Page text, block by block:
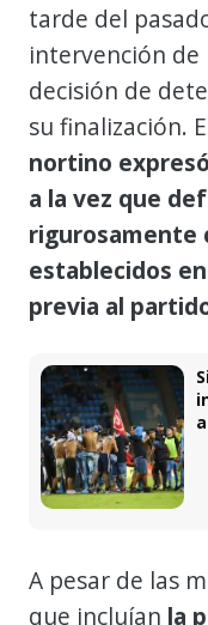
tarde del
intervención de
decisión de
su finalización.
nortino
a la vez que
rigurosamente
establecidos
previa al
A pesar de las
que incluían la